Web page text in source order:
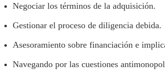
Negociar los términos de la adquisición.
Gestionar el proceso de diligencia debida.
Asesoramiento sobre financiación e
Navegando por las cuestiones